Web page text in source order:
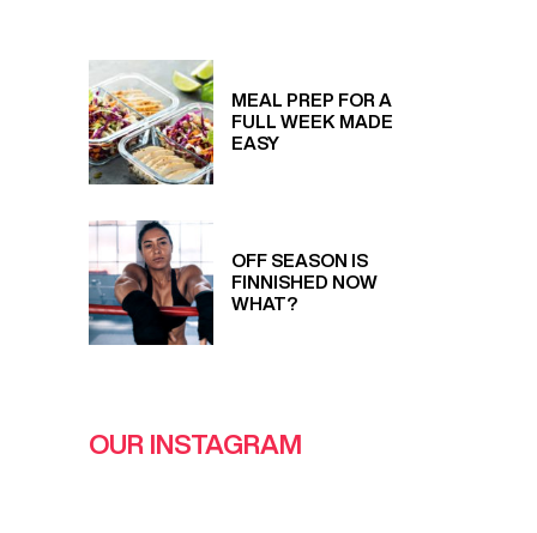
MEAL PREP FOR A
FULL WEEK MADE
EASY
OFF SEASON IS
FINNISHED NOW
WHAT?
OUR INSTAGRAM